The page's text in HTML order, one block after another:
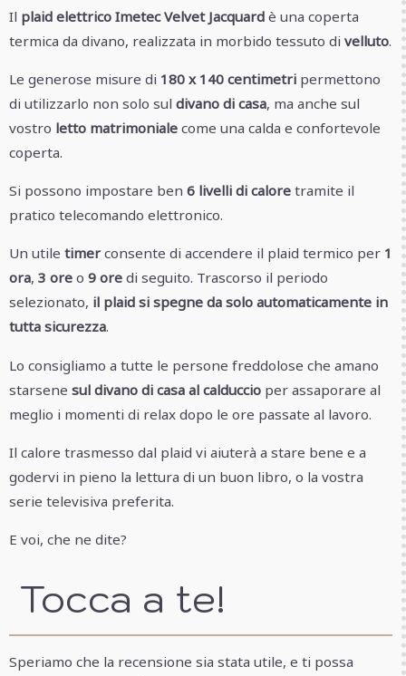
Il plaid elettrico Imetec Velvet Jacquard è una coperta
termica da divano, realizzata in morbido tessuto di velluto.
Le generose misure di 180 x 140 centimetri permettono
di utilizzarlo non solo sul divano di casa, ma anche sul
vostro letto matrimoniale come una calda e confortevole
coperta.
Si possono impostare ben 6 livelli di calore tramite il
pratico telecomando elettronico.
Un utile timer consente di accendere il plaid termico per 1
ora, 3 ore o 9 ore di seguito. Trascorso il periodo
selezionato, il plaid si spegne da solo automaticamente in
tutta sicurezza.
Lo consigliamo a tutte le persone freddolose che amano
starsene sul divano di casa al calduccio per assaporare al
meglio i momenti di relax dopo le ore passate al lavoro.
Il calore trasmesso dal plaid vi aiuterà a stare bene e a
godervi in pieno la lettura di un buon libro, o la vostra
serie televisiva preferita.
E voi, che ne dite?
Tocca a te!
Speriamo che la recensione sia stata utile, e ti possa